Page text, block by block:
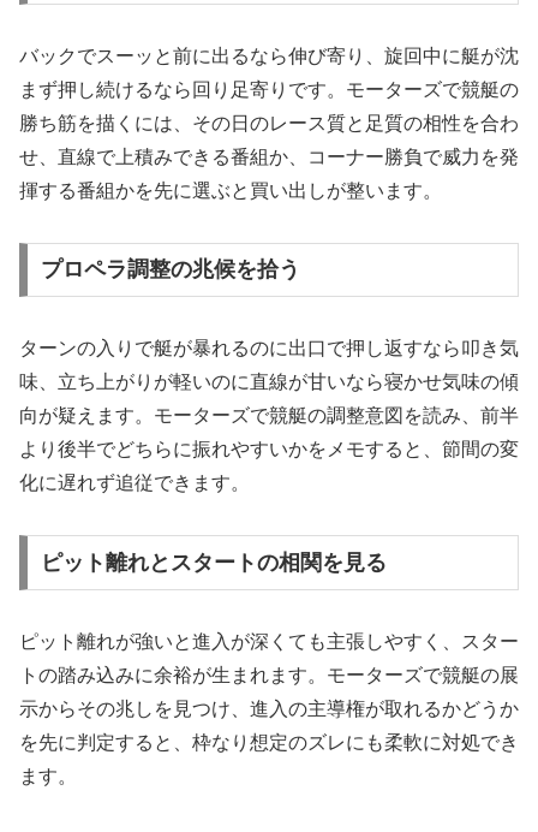
バックでスーッと前に出るなら伸び寄り、旋回中に艇が沈
まず押し続けるなら回り足寄りです。モーターズで競艇の
勝ち筋を描くには、その日のレース質と足質の相性を合わ
せ、直線で上積みできる番組か、コーナー勝負で威力を発
揮する番組かを先に選ぶと買い出しが整います。
プロペラ調整の兆候を拾う
ターンの入りで艇が暴れるのに出口で押し返すなら叩き気
味、立ち上がりが軽いのに直線が甘いなら寝かせ気味の傾
向が疑えます。モーターズで競艇の調整意図を読み、前半
より後半でどちらに振れやすいかをメモすると、節間の変
化に遅れず追従できます。
ピット離れとスタートの相関を見る
ピット離れが強いと進入が深くても主張しやすく、スター
トの踏み込みに余裕が生まれます。モーターズで競艇の展
示からその兆しを見つけ、進入の主導権が取れるかどうか
を先に判定すると、枠なり想定のズレにも柔軟に対処でき
ます。